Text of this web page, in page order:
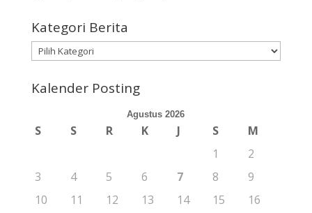
Kategori Berita
Kategori
Kalender Posting
Agustus 2026
S S R K J S
M
1
2
3
4 5 6 7 8
9
10
11 12 13 14 15
16